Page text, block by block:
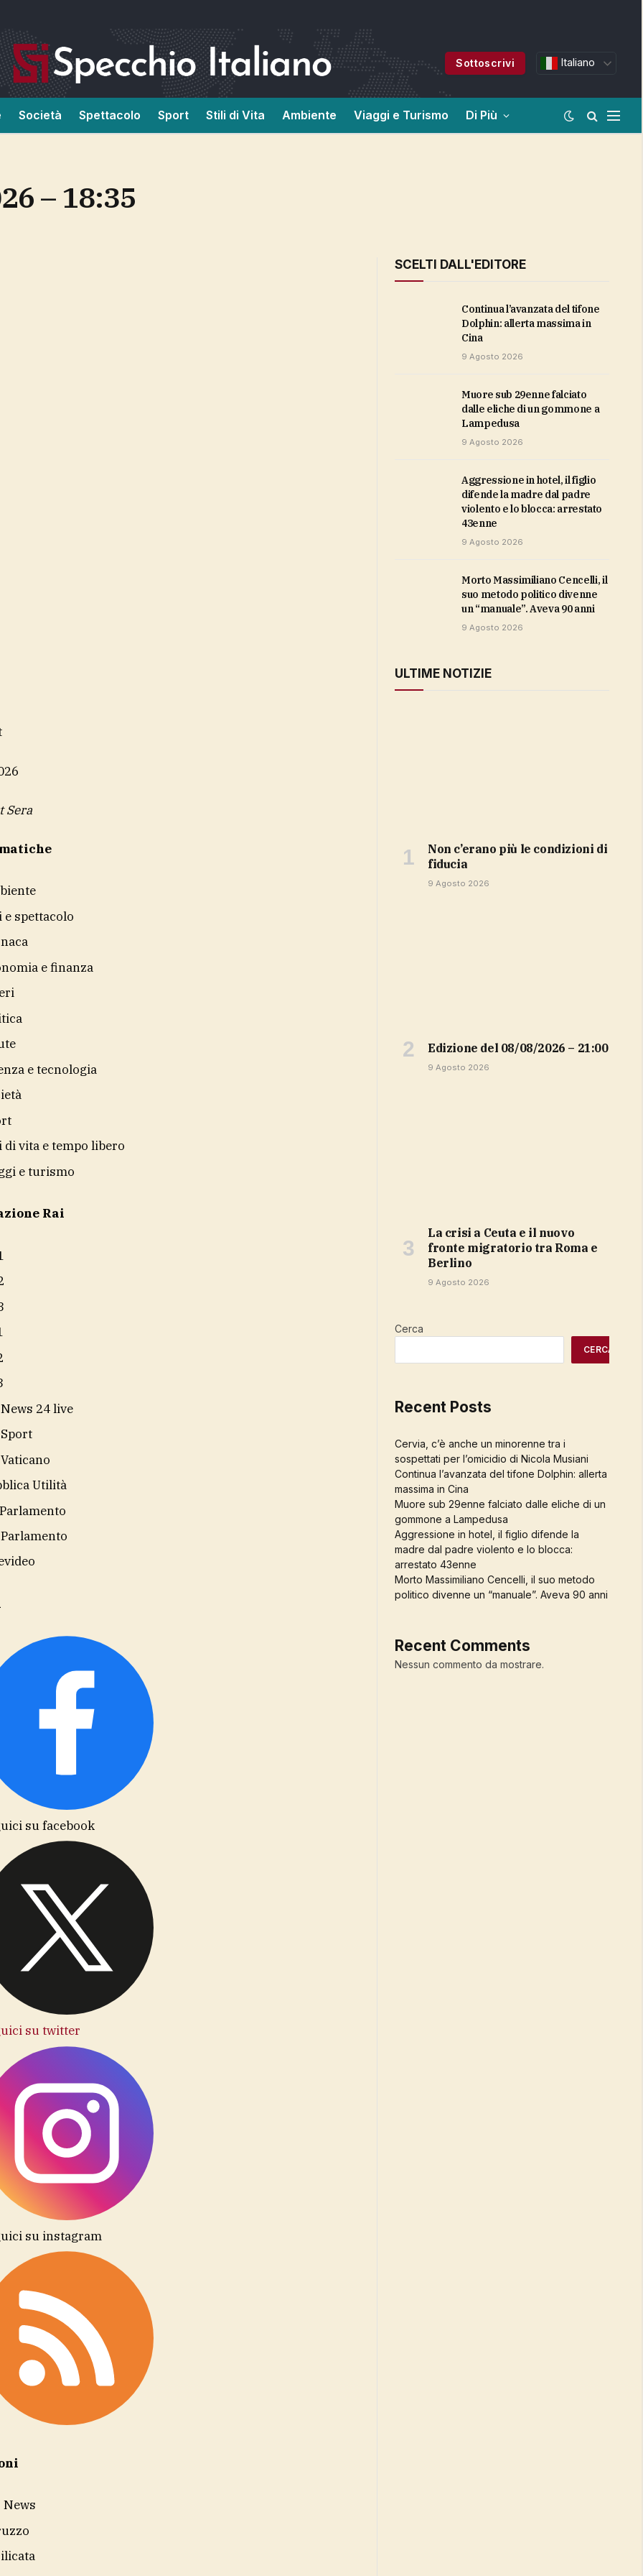
Sottoscrivi Italiano
Società Spettacolo Sport Stili di Vita Ambiente Viaggi e Turismo Di Più
– 18:35
Sera
spettacolo
e finanza
e tecnologia
di vita e tempo libero
e turismo
Rai
24 live
Utilità
su facebook
su twitter
su instagram
SCELTI DALL'EDITORE
Continua l’avanzata del tifone
Dolphin: allerta massima in
Cina
9 Agosto 2026
Muore sub 29enne falciato
dalle eliche di un gommone a
Lampedusa
9 Agosto 2026
Aggressione in hotel, il figlio
difende la madre dal padre
violento e lo blocca: arrestato
43enne
9 Agosto 2026
Morto Massimiliano Cencelli, il
suo metodo politico divenne
un “manuale”. Aveva 90 anni
9 Agosto 2026
ULTIME NOTIZIE
non c’erano più le condizioni di
fiducia
9 Agosto 2026
Edizione del 08/08/2026 – 21:00
9 Agosto 2026
La crisi a Ceuta e il nuovo
fronte migratorio tra Roma e
Berlino
9 Agosto 2026
Cerca
CERCA
Recent Posts
Cervia, c’è anche un minorenne tra i
sospettati per l’omicidio di Nicola Musiani
Continua l’avanzata del tifone Dolphin: allerta
massima in Cina
Muore sub 29enne falciato dalle eliche di un
gommone a Lampedusa
Aggressione in hotel, il figlio difende la
madre dal padre violento e lo blocca:
arrestato 43enne
Morto Massimiliano Cencelli, il suo metodo
politico divenne un “manuale”. Aveva 90 anni
Recent Comments
Nessun commento da mostrare.